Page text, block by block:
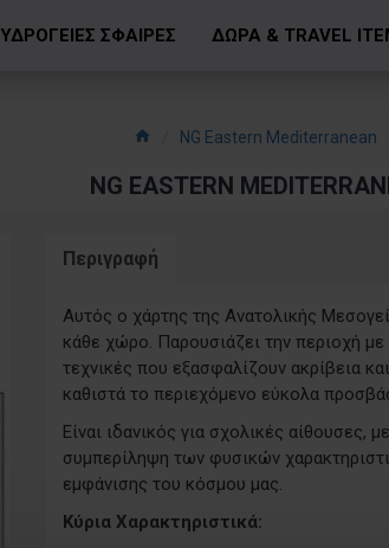
ΥΔΡΟΓΕΙΕΣ ΣΦΑΙΡΕΣ ΔΩΡΑ & TRAVEL
NG Eastern Mediterranean
NG EASTERN
Περιγραφή
Αυτός ο χάρτης της Ανατολικής
κάθε χώρο. Παρουσιάζει την περιοχή
τεχνικές που εξασφαλίζουν ακρίβεια
καθιστά το περιεχόμενο εύκολα
Είναι ιδανικός για σχολικές
συμπερίληψη των φυσικών
εμφάνισης του κόσμου μας.
Κύρια Χαρακτηριστικά: